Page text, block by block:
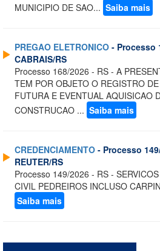
MUNICIPIO DE SAO... Saiba mais
PREGAO ELETRONICO - Processo
CABRAIS/RS
Processo 168/2026 - RS - A
TEM POR OBJETO O REGISTRO
FUTURA E EVENTUAL AQUISICAO
CONSTRUCAO ... Saiba mais
CREDENCIAMENTO - Processo
REUTER/RS
Processo 149/2026 - RS -
CIVIL PEDREIROS INCLUSO
Saiba mais